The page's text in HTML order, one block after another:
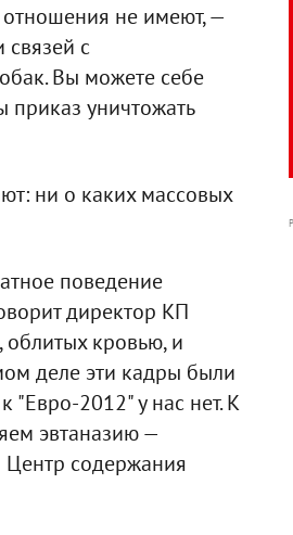
отношения не имеют, —
с
Вы можете себе
приказ уничтожать
ни о каких массовых
поведение
директор КП
кровью, и
деле эти кадры были
"Евро-2012" у нас нет. К
эвтаназию —
Центр содержания